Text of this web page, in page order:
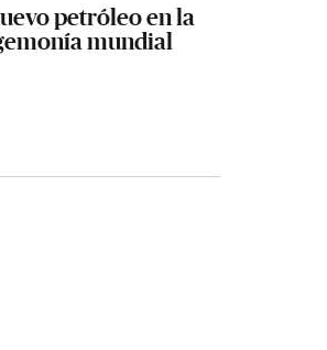
petróleo en la
mundial